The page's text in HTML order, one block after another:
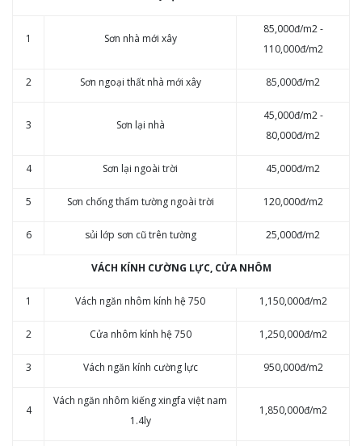
1 Sơn nhà mới xây
85,000đ/m2 -
110,000đ/m2
2 Sơn ngoại thất nhà mới xây 85,000đ/m2
3 Sơn lại nhà
45,000đ/m2 -
80,000đ/m2
4 Sơn lại ngoài trời 45,000đ/m2
5 Sơn chống thấm tường ngoài trời 120,000đ/m2
6 sủi lớp sơn cũ trên tường 25,000đ/m2
VÁCH KÍNH CƯỜNG LỰC, CỬA NHÔM
1 Vách ngăn nhôm kính hệ 750 1,150,000đ/m2
2 Cửa nhôm kính hệ 750 1,250,000đ/m2
3 Vách ngăn kính cường lực 950,000đ/m2
4
Vách ngăn nhôm kiếng xingfa việt nam
1.4ly
1,850,000đ/m2